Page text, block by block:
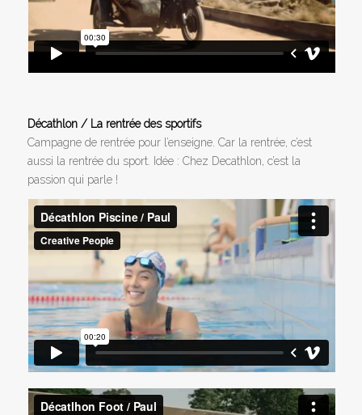
Décathlon / La rentrée des sportifs
Campagne de rentrée pour l’enseigne. Car la rentrée, c’est
aussi la rentrée du sport. Idée : Chez Decathlon, c’est la
passion qui parle !